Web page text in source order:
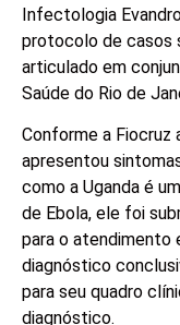
Infectologia
protocolo de casos
articulado em
Saúde do Rio de
Conforme a Fiocruz
apresentou
como a Uganda é
de Ebola, ele foi
para o atendimento
diagnóstico
para seu quadro
diagnóstico.